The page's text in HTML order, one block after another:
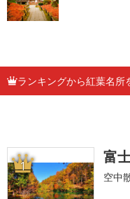
ランキングから紅葉名所
1 富
空中